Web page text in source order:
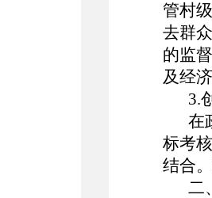
管村
去群
的监
及经
3.
在
标考
结合
二